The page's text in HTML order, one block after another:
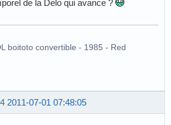
de la Delo qui avance ?
boitoto convertible - 1985 - Red
2011-07-01 07:48:05